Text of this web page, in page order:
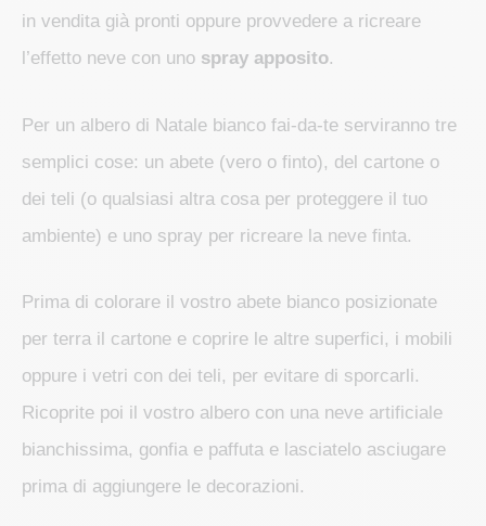
in vendita già pronti oppure provvedere a ricreare
l’effetto neve con uno spray apposito.
Per un albero di Natale bianco fai-da-te serviranno tre
semplici cose: un abete (vero o finto), del cartone o
dei teli (o qualsiasi altra cosa per proteggere il tuo
ambiente) e uno spray per ricreare la neve finta.
Prima di colorare il vostro abete bianco posizionate
per terra il cartone e coprire le altre superfici, i mobili
oppure i vetri con dei teli, per evitare di sporcarli.
Ricoprite poi il vostro albero con una neve artificiale
bianchissima, gonfia e paffuta e lasciatelo asciugare
prima di aggiungere le decorazioni.